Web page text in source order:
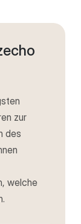
zur
des
welche